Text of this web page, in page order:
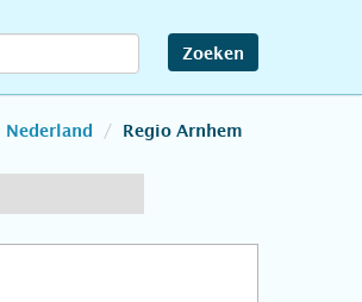
Zoeken
Nederland Regio Arnhem